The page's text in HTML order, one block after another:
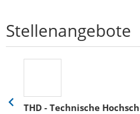
Stellenangebote
THD - Technische
Eine